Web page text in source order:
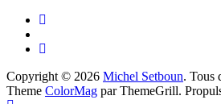
Copyright © 2026 Michel Setboun. Tous
Theme ColorMag par ThemeGrill.